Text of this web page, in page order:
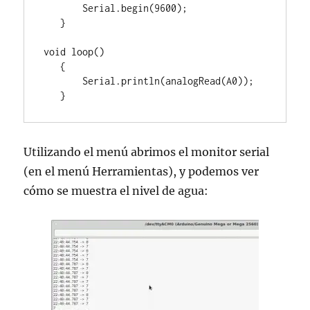
   }
void loop()
   {
   }
Utilizando el menú abrimos el monitor serial
(en el menú Herramientas), y podemos ver
cómo se muestra el nivel de agua: